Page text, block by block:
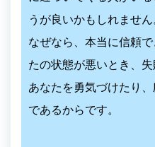
うが良いかもしれません
なぜなら、本当に信頼
たの状態が悪いとき、
あなたを勇気づけたり
であるからです。